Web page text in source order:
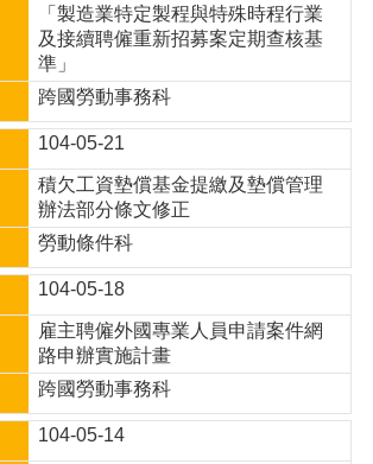
「製造業特定製程與特殊時程行業
及接續聘僱重新招募案定期查核基
準」
跨國勞動事務科
104-05-21
積欠工資墊償基金提繳及墊償管理
辦法部分條文修正
勞動條件科
104-05-18
雇主聘僱外國專業人員申請案件網
路申辦實施計畫
跨國勞動事務科
104-05-14